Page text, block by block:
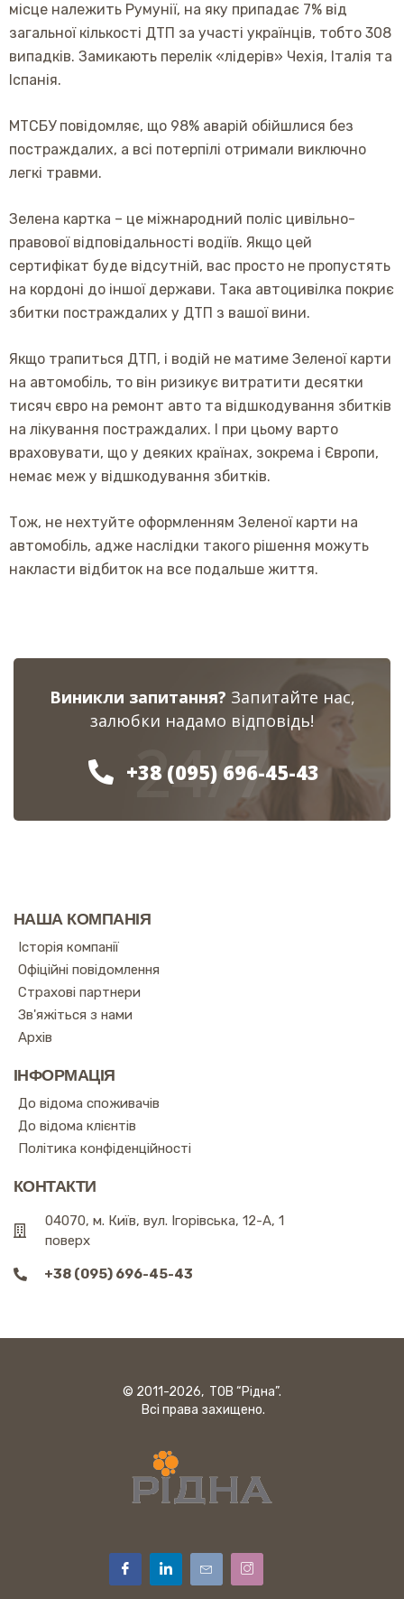
місце належить Румунії, на яку припадає 7% від
загальної кількості ДТП за участі українців, тобто 308
випадків. Замикають перелік «лідерів» Чехія, Італія та
Іспанія.
МТСБУ повідомляє, що 98% аварій обійшлися без
постраждалих, а всі потерпілі отримали виключно
легкі травми.
Зелена картка – це міжнародний поліс цивільно-
правової відповідальності водіїв. Якщо цей
сертифікат буде відсутній, вас просто не пропустять
на кордоні до іншої держави. Така автоцивілка покриє
збитки постраждалих у ДТП з вашої вини.
Якщо трапиться ДТП, і водій не матиме Зеленої карти
на автомобіль, то він ризикує витратити десятки
тисяч євро на ремонт авто та відшкодування збитків
на лікування постраждалих. І при цьому варто
враховувати, що у деяких країнах, зокрема і Європи,
немає меж у відшкодування збитків.
Тож, не нехтуйте оформленням Зеленої карти на
автомобіль, адже наслідки такого рішення можуть
накласти відбиток на все подальше життя.
Виникли запитання? Запитайте нас,
залюбки надамо відповідь!
+38 (095) 696-45-43
24/7
НАША КОМПАНІЯ
Історія компанії
Офіційні повідомлення
Страхові партнери
Зв'яжіться з нами
Архів
ІНФОРМАЦІЯ
До відома споживачів
До відома клієнтів
Політика конфіденційності
КОНТАКТИ
04070, м. Київ, вул. Ігорівська, 12-А, 1
поверх
+38 (095) 696-45-43
© 2011-2026, ТОВ “Рідна”.
Всі права захищено.